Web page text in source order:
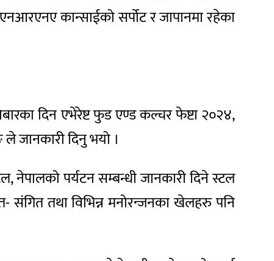
कान्साईको सर्पोट र जापानमा रहेका
दिन एभेरेष्ट फुड एण्ड कल्चर फेष्टा २०२४,
जानकारी दिनु भयो ।
पर्यटन सम्बन्धी जानकारी दिने स्टल
तथा विभिन्न मनोरन्जनका खेलहरु पनि